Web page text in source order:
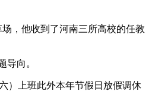
，他收到了河南三所高校的任教
向。
）上班此外本年节假日放假调休